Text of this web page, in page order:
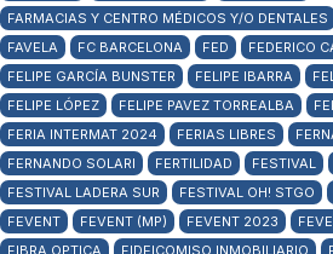
FARMACIAS Y CENTRO MÉDICOS Y/O DENTALES
FAVELA
FC BARCELONA FED FEDERICO
FELIPE GARCÍA BUNSTER
FELIPE IBARRA
FELIPE LÓPEZ
FELIPE PAVEZ TORREALBA
FERIA INTERMAT 2024
FERIAS LIBRES
FERNANDO SOLARI
FERTILIDAD FESTIVAL
FESTIVAL LADERA SUR
FESTIVAL OH! STGO
FEVENT
FEVENT (MP) FEVENT 2023